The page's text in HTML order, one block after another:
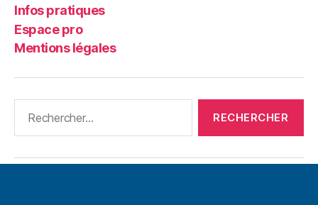
Infos pratiques
Espace pro
Mentions légales